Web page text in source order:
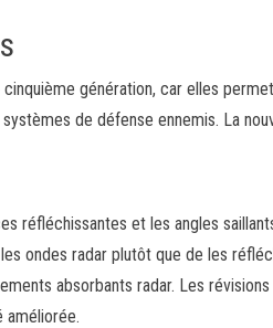
génération, car elles
de défense ennemis. La
réfléchissantes et les angles
ondes radar plutôt que de les
absorbants radar. Les
améliorée.